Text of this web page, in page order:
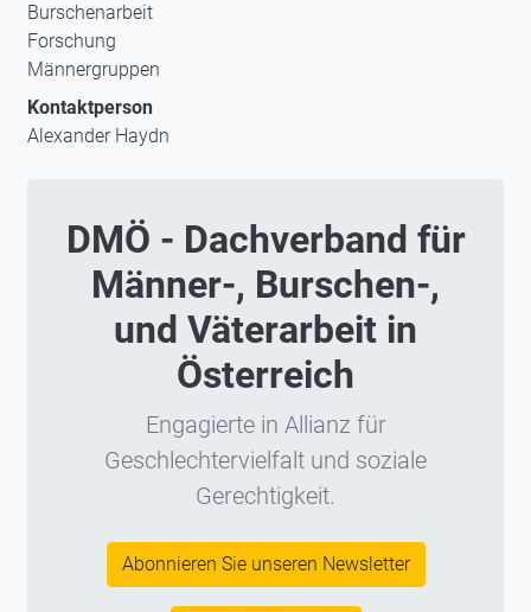
Burschenarbeit
Forschung
Männergruppen
Kontaktperson
Alexander Haydn
DMÖ - Dachverband für
Männer-, Burschen-,
und Väterarbeit in
Österreich
Engagierte in Allianz für
Geschlechtervielfalt und soziale
Gerechtigkeit.
Abonnieren Sie unseren Newsletter